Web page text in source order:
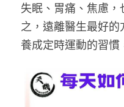
羅浚軒專欄
溫志倫專欄
張美雄專欄
失眠、胃痛、焦慮
之，遠離醫生最好的
養成定時運動的習慣